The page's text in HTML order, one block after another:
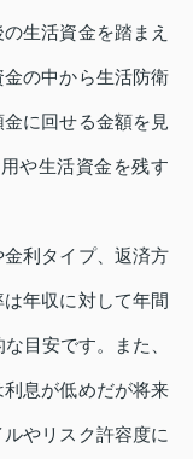
生活資金を踏まえ
の中から生活防衛
に回せる金額を見
や生活資金を残す
利タイプ、返済方
年収に対して年間
目安です。また、
息が低めだが将来
やリスク許容度に